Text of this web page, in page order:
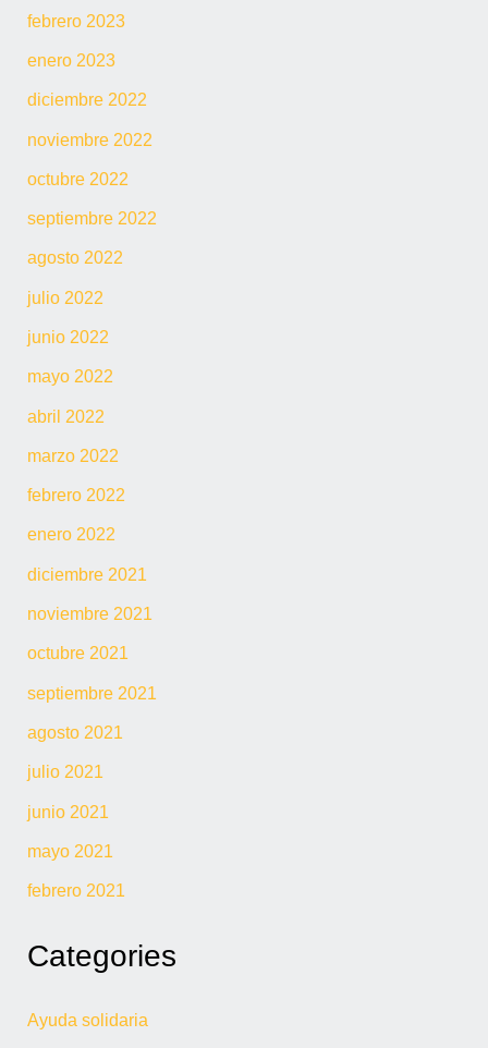
febrero 2023
enero 2023
diciembre 2022
noviembre 2022
octubre 2022
septiembre 2022
agosto 2022
julio 2022
junio 2022
mayo 2022
abril 2022
marzo 2022
febrero 2022
enero 2022
diciembre 2021
noviembre 2021
octubre 2021
septiembre 2021
agosto 2021
julio 2021
junio 2021
mayo 2021
febrero 2021
Categories
Ayuda solidaria